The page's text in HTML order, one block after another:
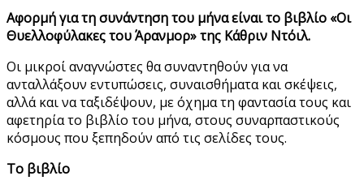
Αφορμή για τη συνάντηση του μήνα είναι το βιβλίο «Οι
Θυελλοφύλακες του Άρανμορ» της Κάθριν Ντόιλ.
Οι μικροί αναγνώστες θα συναντηθούν για να
ανταλλάξουν εντυπώσεις, συναισθήματα και σκέψεις,
αλλά και να ταξιδέψουν, με όχημα τη φαντασία τους και
αφετηρία το βιβλίο του μήνα, στους συναρπαστικούς
κόσμους που ξεπηδούν από τις σελίδες τους.
Το βιβλίο